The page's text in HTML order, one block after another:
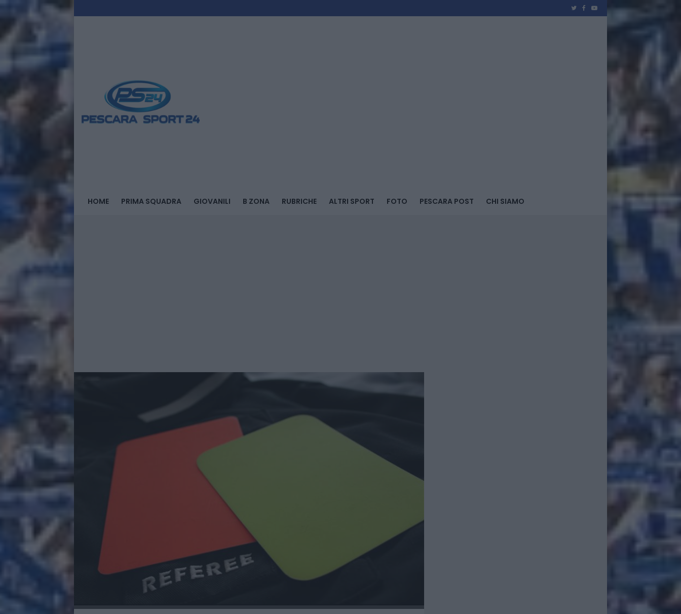
HOME PRIMA SQUADRA GIOVANILI B ZONA RUBRICHE ALTRI SPORT FOTO PESCARA POST CHI SIAMO